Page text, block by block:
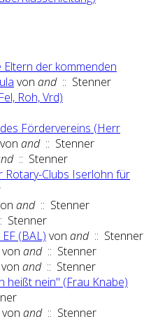
der kommenden
von and:: Stenner
Roh, Vrd)
Fördervereins (Herr
von and:: Stenner
:: Stenner
Clubs Iserlohn für
and:: Stenner
Stenner
(BAL) von and:: Stenner
von and:: Stenner
von and:: Stenner
heißt nein" (Frau Knabe)
von and:: Stenner